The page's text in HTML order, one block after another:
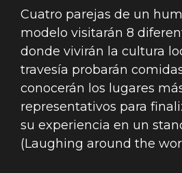
Cuatro parejas de un
modelo visitarán 8
donde vivirán la cultura
travesía probarán
conocerán los lugares
representativos para
su experiencia en un
(Laughing around the